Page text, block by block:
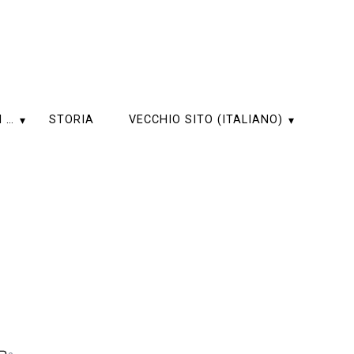
… STORIA VECCHIO SITO (ITALIANO)